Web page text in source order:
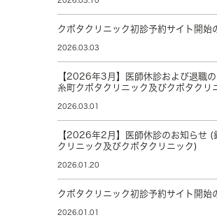
クボタクリニック初診予約サイト開始
2026.03.03
【2026年3月】医師休診および退職
糸町クボタクリニック及びクボタクリ
2026.03.01
【2026年2月】医師休診のお知らせ (
クリニック及びクボタクリニック)
2026.01.20
クボタクリニック初診予約サイト開始
2026.01.01